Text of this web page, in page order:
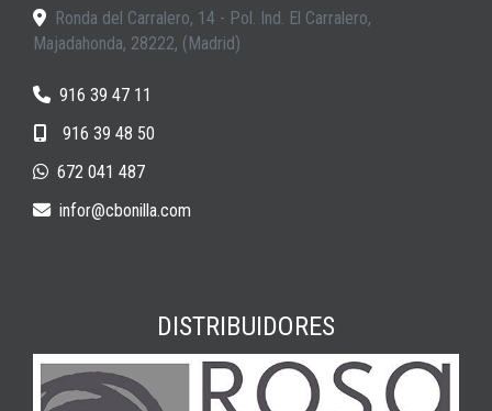
Ronda del Carralero, 14 - Pol. Ind. El Carralero,
Majadahonda, 28222, (Madrid)
916 39 47 11
916 39 48 50
672 041 487
infor
cbonilla.com
DISTRIBUIDORES